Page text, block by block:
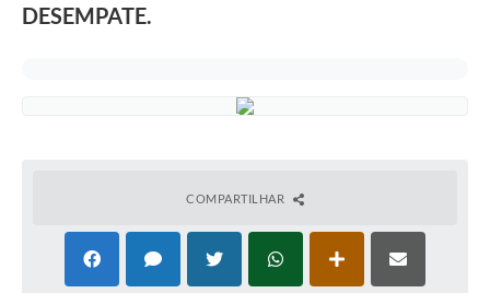
DESEMPATE.
COMPARTILHAR